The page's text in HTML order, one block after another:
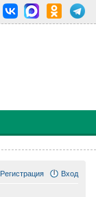
Вход
Регистрация